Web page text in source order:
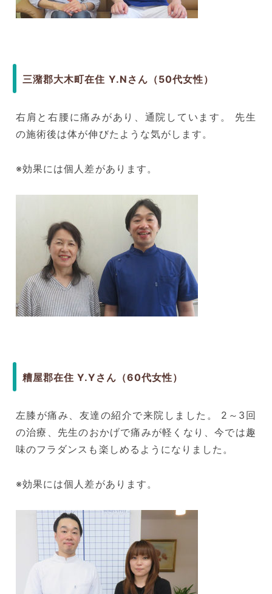
三潴郡大木町在住 Y.Nさん（50代女性）
右肩と右腰に痛みがあり、通院しています。 先生
の施術後は体が伸びたような気がします。
※効果には個人差があります。
糟屋郡在住 Y.Yさん（60代女性）
左膝が痛み、友達の紹介で来院しました。 2～3回
の治療、先生のおかげで痛みが軽くなり、今では趣
味のフラダンスも楽しめるようになりました。
※効果には個人差があります。